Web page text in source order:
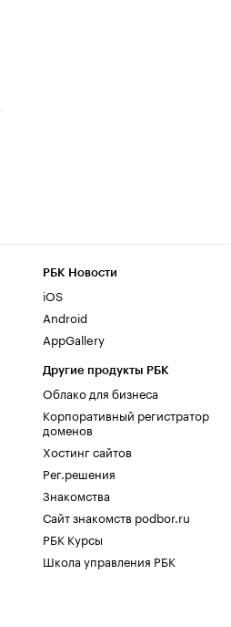
РБК Новости
iOS
Android
AppGallery
Другие продукты РБК
Облако для бизнеса
Корпоративный регистратор
доменов
Хостинг сайтов
Рег.решения
Знакомства
Сайт знакомств podbor.ru
РБК Курсы
Школа управления РБК